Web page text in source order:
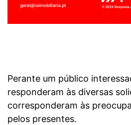
Perante um público
responderam às diversas
corresponderam às
pelos presentes.